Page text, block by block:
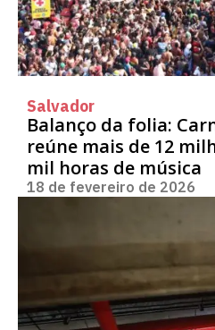
Salvador
Balanço da folia:
reúne mais de 12
mil horas de música
18 de fevereiro de 2026